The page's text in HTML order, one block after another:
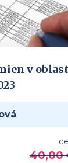
v
40,00